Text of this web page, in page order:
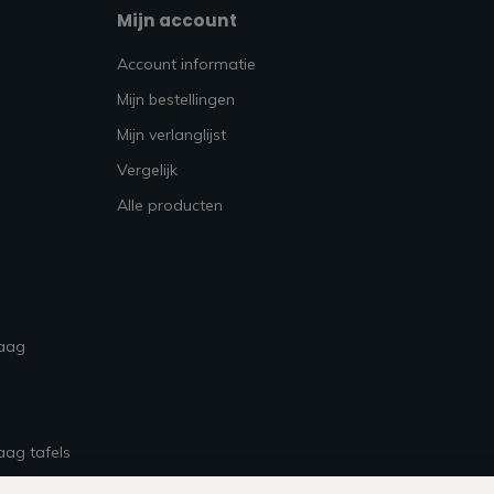
tafels
Mijn account
Account informatie
Mijn bestellingen
Mijn verlanglijst
Vergelijk
Alle producten